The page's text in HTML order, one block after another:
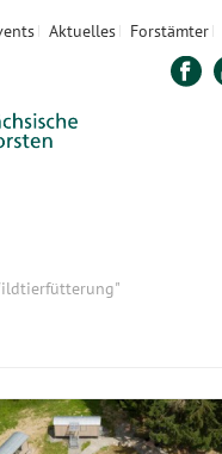
Aktuelles Forstämter